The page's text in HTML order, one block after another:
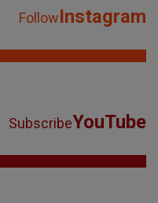
FollowInstagram
SubscribeYouTube